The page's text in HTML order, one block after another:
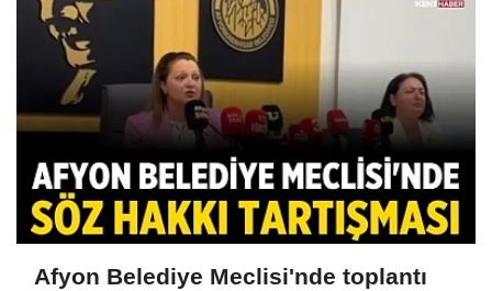
Afyon Belediye Meclisi'nde toplantı